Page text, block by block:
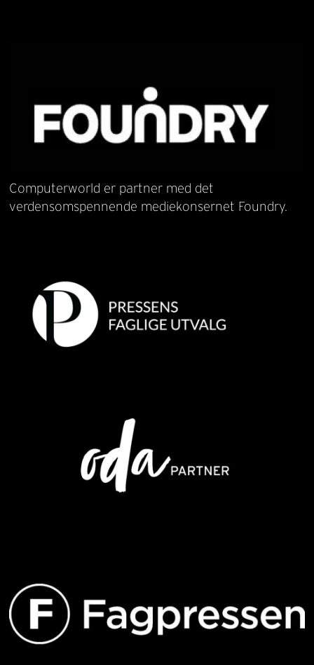
Computerworld er partner med det
verdensomspennende mediekonsernet Foundry.